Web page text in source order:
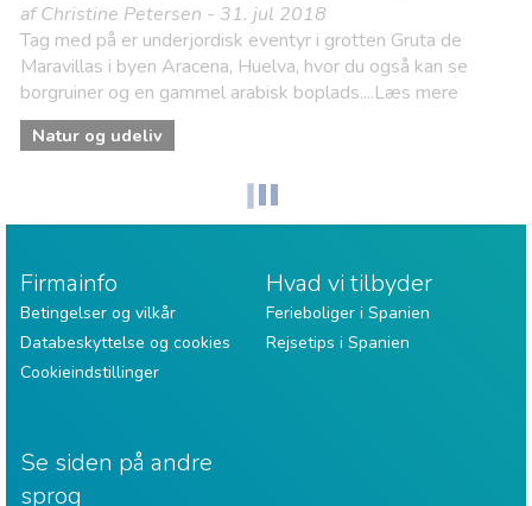
af Christine Petersen - 31. jul 2018
Tag med på er underjordisk eventyr i grotten Gruta de
Maravillas i byen Aracena, Huelva, hvor du også kan se
borgruiner og en gammel arabisk boplads....Læs mere
Natur og udeliv
Firmainfo
Betingelser og vilkår
Databeskyttelse og cookies
Cookieindstillinger
Hvad vi tilbyder
Ferieboliger i Spanien
Rejsetips i Spanien
Se siden på andre
sprog